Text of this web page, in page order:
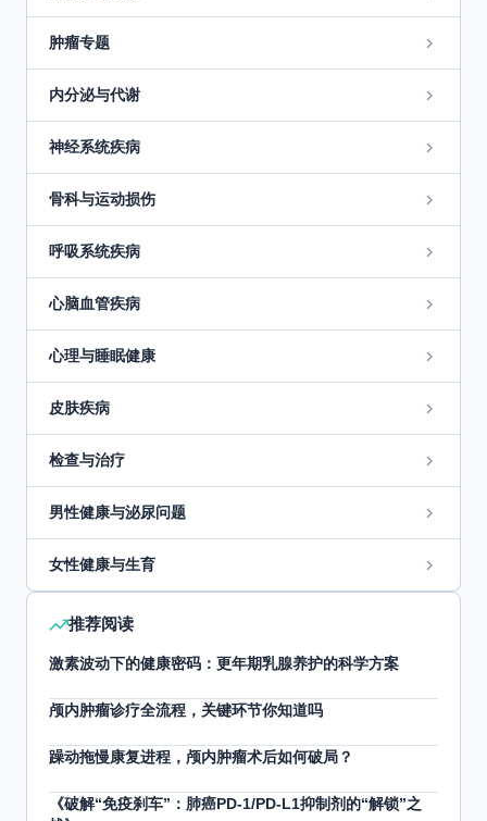
肿瘤专题
内分泌与代谢
神经系统疾病
骨科与运动损伤
呼吸系统疾病
心脑血管疾病
心理与睡眠健康
皮肤疾病
检查与治疗
男性健康与泌尿问题
女性健康与生育
推荐阅读
激素波动下的健康密码：更年期乳腺养护的科学方案
颅内肿瘤诊疗全流程，关键环节你知道吗
躁动拖慢康复进程，颅内肿瘤术后如何破局？
《破解“免疫刹车”：肺癌PD-1/PD-L1抑制剂的“解锁”之